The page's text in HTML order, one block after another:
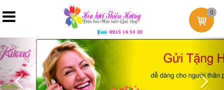
0
Previous